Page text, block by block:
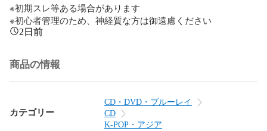
※初期スレ等ある場合があります
※初心者管理のため、神経質な方は御遠慮ください
2日前
商品の情報
カテゴリー
CD・DVD・ブルーレイ
CD
K-POP・アジア